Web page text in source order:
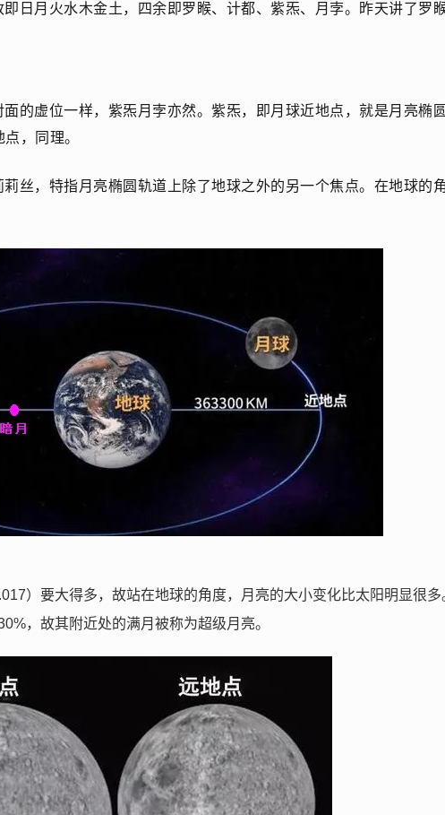
日月火水木金土，四余即罗睺、计都、紫炁、月孛。昨天讲了罗
的虚位一样，紫炁月孛亦然。紫炁，即月球近地点，就是月亮椭
，同理。
丝，特指月亮椭圆轨道上除了地球之外的另一个焦点。在地球的
）要大得多，故站在地球的角度，月亮的大小变化比太阳明显很多
，故其附近处的满月被称为超级月亮。